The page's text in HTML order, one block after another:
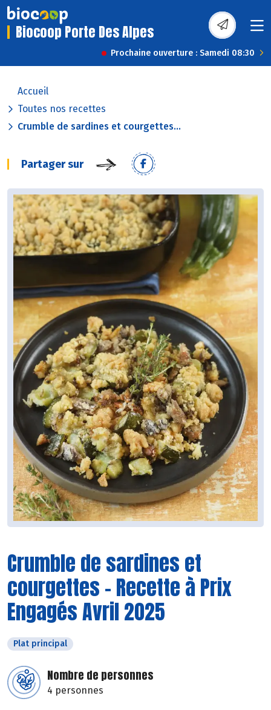
Biocoop Porte Des Alpes
Prochaine ouverture : Samedi 08:30
Accueil
Toutes nos recettes
Crumble de sardines et courgettes...
Partager sur
Crumble de sardines et
courgettes - Recette à Prix
Engagés Avril 2025
Plat principal
Nombre de personnes
4 personnes